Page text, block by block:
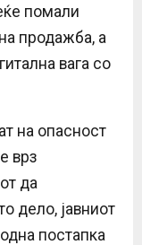
помали
продажба, а
вага со
на опасност
врз
да
дело, јавниот
постапка